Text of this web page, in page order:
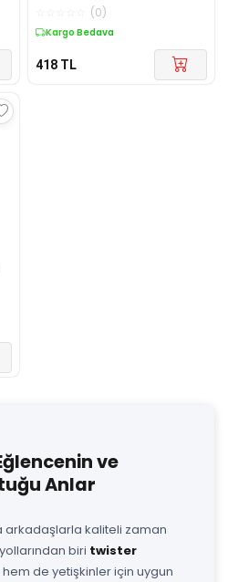
Bandı Plates Egzersiz Lastiği
(0)
Kargo Bedava
418 TL
ve
Anlar
arkadaşlarla kaliteli zaman
biri twister
de yetişkinler için uygun